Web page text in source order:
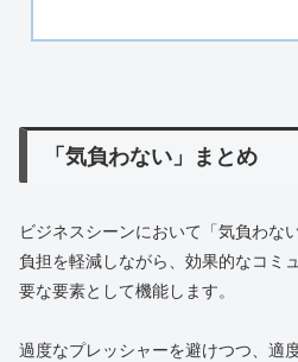
「気負わない」まとめ
ビジネスシーンにおいて「気負わな
負担を軽減しながら、効果的なコミ
要な要素として機能します。
過度なプレッシャーを避けつつ、適